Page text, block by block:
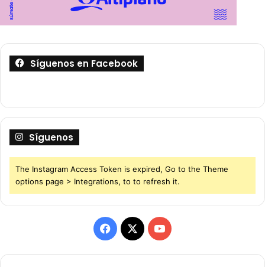
Síguenos en Facebook
Síguenos
The Instagram Access Token is expired, Go to the Theme
options page > Integrations, to to refresh it.
F
a
X
Y
o